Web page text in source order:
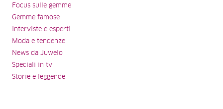
Focus sulle gemme
Gemme famose
Interviste e esperti
Moda e tendenze
News da Juwelo
Speciali in tv
Storie e leggende